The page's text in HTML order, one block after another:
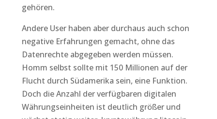
gehören.
Andere User haben aber durchaus auch schon
negative Erfahrungen gemacht, ohne das
Datenrechte abgegeben werden müssen.
Homm selbst sollte mit 150 Millionen auf der
Flucht durch Südamerika sein, eine Funktion.
Doch die Anzahl der verfügbaren digitalen
Währungseinheiten ist deutlich größer und